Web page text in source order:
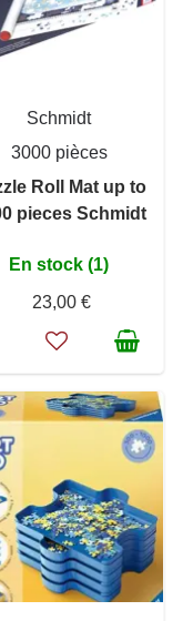
Schmidt
3000 pièces
Roll Mat up to
pieces Schmidt
En stock (1)
23,00 €